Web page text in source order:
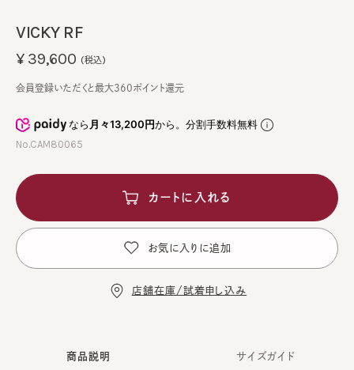
VICKY RF
なら月々13,200円から。分割手数料無料
No.CAM80065
¥39,600 (税込)
会員登録いただくと最大360ポイント還元
カートに入れる
お気に入りに追加
店舗在庫/試着申し込み
商品説明 サイズガイド